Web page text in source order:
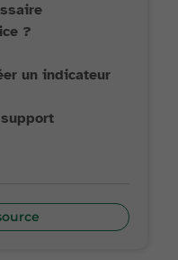
?
un indicateur